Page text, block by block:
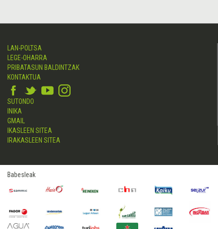
LAN-POLTSA
LEGE-OHARRA
PRIBATASUN BALDINTZAK
KONTAKTUA
SUTONDO
INIKA
GMAIL
IKASLEEN SITEA
IRAKASLEEN SITEA
Babesleak